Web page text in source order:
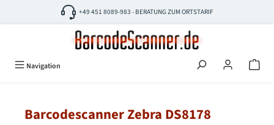
Zum Hauptinhalt springen+49 451 8089-983 - BERATUNG ZUM ORTSTARIF
Navigation
Barcodescanner Zebra DS8178